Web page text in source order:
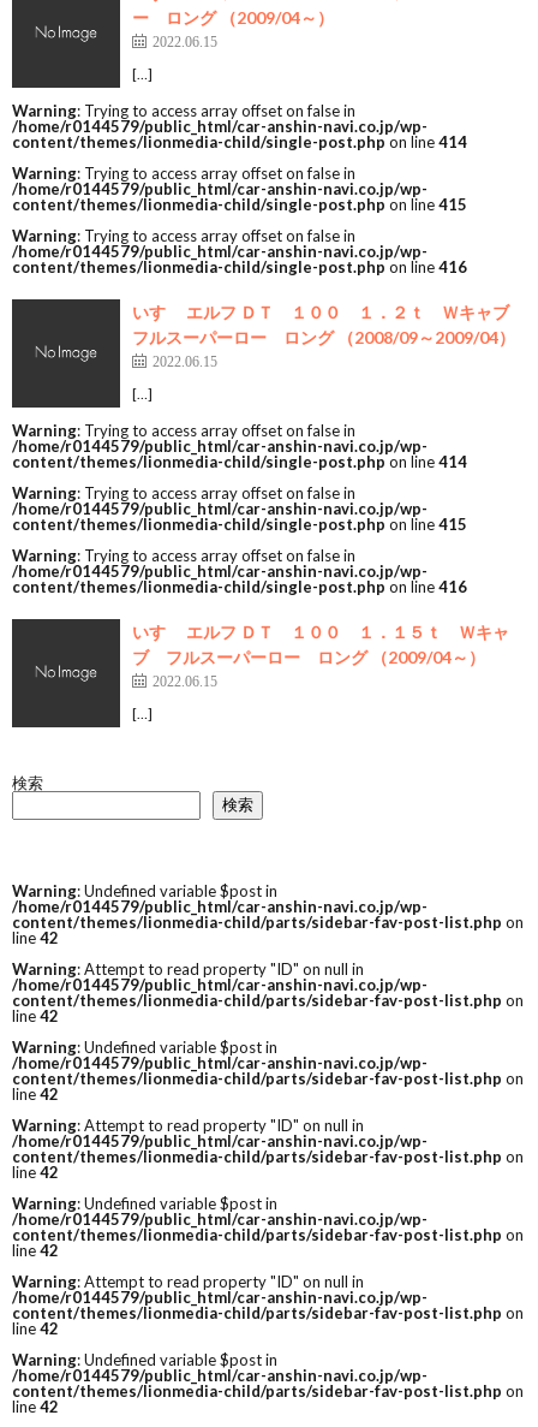
ー ロング （2009/04～）
2022.06.15
[…]
Warning: Trying to access array offset on false in
/home/r0144579/public_html/car-anshin-navi.co.jp/wp-
content/themes/lionmedia-child/single-post.php on line414
Warning: Trying to access array offset on false in
/home/r0144579/public_html/car-anshin-navi.co.jp/wp-
content/themes/lionmedia-child/single-post.php on line415
Warning: Trying to access array offset on false in
/home/r0144579/public_html/car-anshin-navi.co.jp/wp-
content/themes/lionmedia-child/single-post.php on line416
いすゞ エルフ ＤＴ １００ １．２ｔ Ｗキャブ
フルスーパーロー ロング （2008/09～2009/04）
2022.06.15
[…]
Warning: Trying to access array offset on false in
/home/r0144579/public_html/car-anshin-navi.co.jp/wp-
content/themes/lionmedia-child/single-post.php on line414
Warning: Trying to access array offset on false in
/home/r0144579/public_html/car-anshin-navi.co.jp/wp-
content/themes/lionmedia-child/single-post.php on line415
Warning: Trying to access array offset on false in
/home/r0144579/public_html/car-anshin-navi.co.jp/wp-
content/themes/lionmedia-child/single-post.php on line416
いすゞ エルフ ＤＴ １００ １．１５ｔ Ｗキャ
ブ フルスーパーロー ロング （2009/04～）
2022.06.15
[…]
検索
検索
Warning: Undefined variable $post in
/home/r0144579/public_html/car-anshin-navi.co.jp/wp-
content/themes/lionmedia-child/parts/sidebar-fav-post-list.php on
line42
Warning: Attempt to read property "ID" on null in
/home/r0144579/public_html/car-anshin-navi.co.jp/wp-
content/themes/lionmedia-child/parts/sidebar-fav-post-list.php on
line42
Warning: Undefined variable $post in
/home/r0144579/public_html/car-anshin-navi.co.jp/wp-
content/themes/lionmedia-child/parts/sidebar-fav-post-list.php on
line42
Warning: Attempt to read property "ID" on null in
/home/r0144579/public_html/car-anshin-navi.co.jp/wp-
content/themes/lionmedia-child/parts/sidebar-fav-post-list.php on
line42
Warning: Undefined variable $post in
/home/r0144579/public_html/car-anshin-navi.co.jp/wp-
content/themes/lionmedia-child/parts/sidebar-fav-post-list.php on
line42
Warning: Attempt to read property "ID" on null in
/home/r0144579/public_html/car-anshin-navi.co.jp/wp-
content/themes/lionmedia-child/parts/sidebar-fav-post-list.php on
line42
Warning: Undefined variable $post in
/home/r0144579/public_html/car-anshin-navi.co.jp/wp-
content/themes/lionmedia-child/parts/sidebar-fav-post-list.php on
line42